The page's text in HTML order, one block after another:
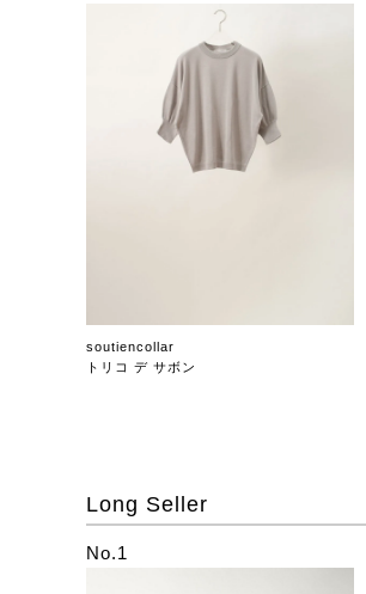
soutiencollar
トリコ デ サボン
Long Seller
No.1